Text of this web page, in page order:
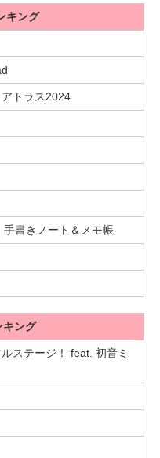
キング
トラス2024
書きノート＆メモ帳
キング
ステージ！ feat. 初音ミ